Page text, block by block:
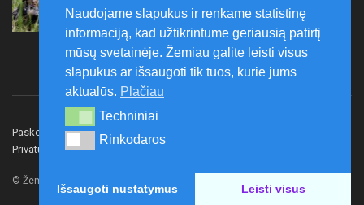
rinktinė vykdys karines pratybas
2026-08-07
Paskelbk naujieną Rašyti redakcijai
Privatumo politika
© Žemaitijos gidas.
Naudojame slapukus ir renkame statistinę
informaciją, kad užtikrintume geriausią patirtį
mūsų svetainėje. Žemiau galite leisti visus
slapukus ar išsaugoti tik tuos, kurie jums
aktualūs. Plačiau
Techniniai
Techniniai
Rinkodaros
Rinkodaros
Išsaugoti nustatymus Leisti visus